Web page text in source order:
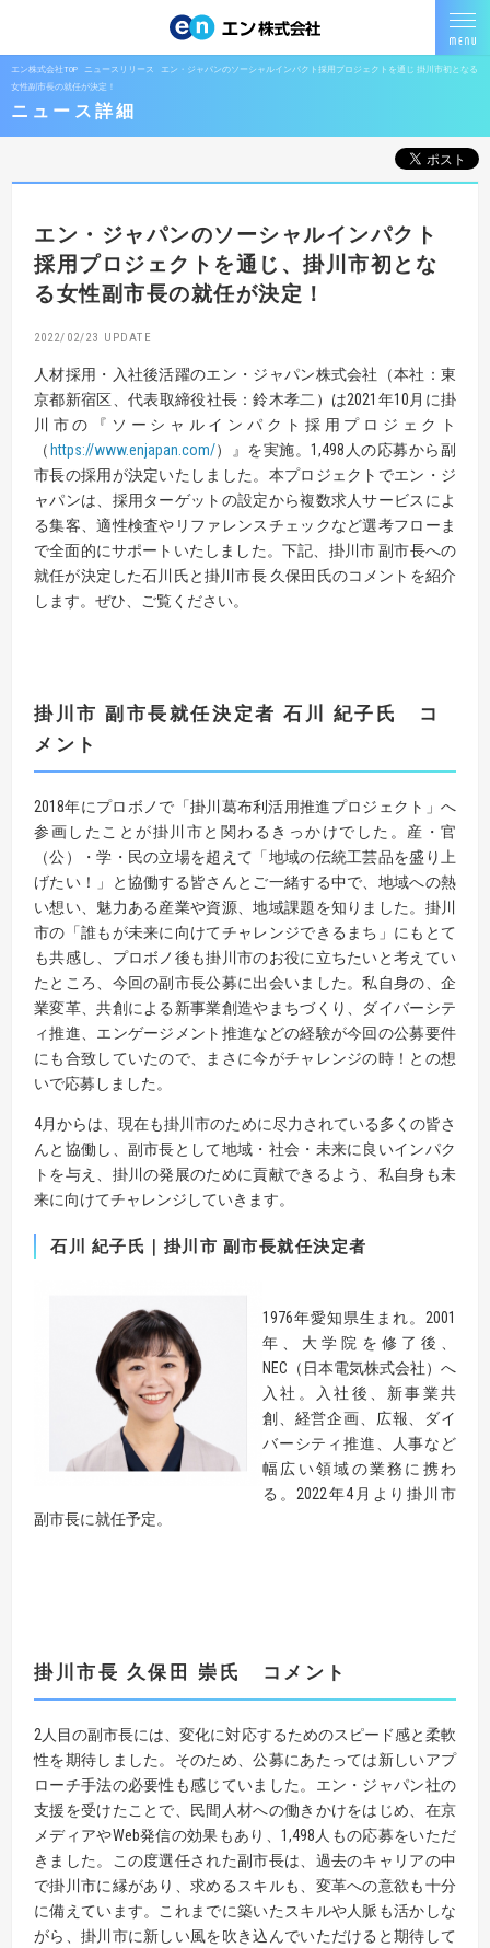
エン株式会社TOP ニュースリリース
エン・ジャパンのソーシャルインパクト採用プロジェクトを通じ 掛川市初となる
女性副市長の就任が決定！
ニュース詳細
エン・ジャパンのソーシャルインパクト
採用プロジェクトを通じ、掛川市初とな
る女性副市長の就任が決定！
2022/02/23
人材採用・入社後活躍のエン・ジャパン株式会社（本社：東
京都新宿区、代表取締役社長：鈴木孝二）は2021年10月に掛
川市の『ソーシャルインパクト採用プロジェクト
（https://www.enjapan.com/）』を実施。1,498人の応募から副
市長の採用が決定いたしました。本プロジェクトでエン・ジ
ャパンは、採用ターゲットの設定から複数求人サービスによ
る集客、適性検査やリファレンスチェックなど選考フローま
で全面的にサポートいたしました。下記、掛川市 副市長への
就任が決定した石川氏と掛川市長 久保田氏のコメントを紹介
します。ぜひ、ご覧ください。
掛川市副市長就任決定者 石川 紀子 氏 コ
メント
2018年にプロボノで「掛川葛布利活用推進プロジェクト」へ
参画したことが掛川市と関わるきっかけでした。産・官
（公）・学・民の立場を超えて「地域の伝統工芸品を盛り上
げたい！」と協働する皆さんとご一緒する中で、地域への熱
い想い、魅力ある産業や資源、地域課題を知りました。掛川
市の「誰もが未来に向けてチャレンジできるまち」にもとて
も共感し、プロボノ後も掛川市のお役に立ちたいと考えてい
たところ、今回の副市長公募に出会いました。私自身の、企
業変革、共創による新事業創造やまちづくり、ダイバーシテ
ィ推進、エンゲージメント推進などの経験が今回の公募要件
にも合致していたので、まさに今がチャレンジの時！との想
いで応募しました。
4月からは、現在も掛川市のために尽力されている多くの皆さ
んと協働し、副市長として地域・社会・未来に良いインパク
トを与え、掛川の発展のために貢献できるよう、私自身も未
来に向けてチャレンジしていきます。
石川 紀子氏｜掛川市 副市長就任決定者
1976年愛知県生まれ。2001
年、大学院を修了後、
NEC（日本電気株式会社）へ
入社。入社後、新事業共
創、経営企画、広報、ダイ
バーシティ推進、人事など
幅広い領域の業務に携わ
る。2022年4月より掛川市
副市長に就任予定。
掛川市長 久保田 崇氏 コメント
2人目の副市長には、変化に対応するためのスピード感と柔軟
性を期待しました。そのため、公募にあたっては新しいアプ
ローチ手法の必要性も感じていました。エン・ジャパン社の
支援を受けたことで、民間人材への働きかけをはじめ、在京
メディアやWeb発信の効果もあり、1,498人もの応募をいただ
きました。この度選任された副市長は、過去のキャリアの中
で掛川市に縁があり、求めるスキルも、変革への意欲も十分
に備えています。これまでに築いたスキルや人脈も活かしな
がら、掛川市に新しい風を吹き込んでいただけると期待して